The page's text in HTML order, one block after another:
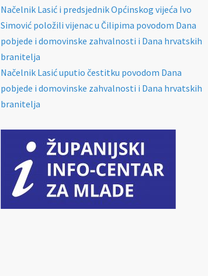
Načelnik Lasić i predsjednik Općinskog vijeća Ivo
Simović položili vijenac u Čilipima povodom Dana
pobjede i domovinske zahvalnosti i Dana hrvatskih
branitelja
Načelnik Lasić uputio čestitku povodom Dana
pobjede i domovinske zahvalnosti i Dana hrvatskih
branitelja